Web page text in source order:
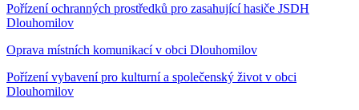
Pořízení ochranných prostředků pro zasahující hasiče JSDH
Dlouhomilov
Oprava místních komunikací v obci Dlouhomilov
Pořízení vybavení pro kulturní a společenský život v obci
Dlouhomilov